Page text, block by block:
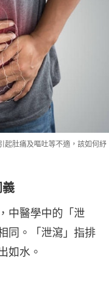
起肚痛及嘔吐等不適，該如何紓
中醫學中的「泄
同。「泄瀉」指排
如水。